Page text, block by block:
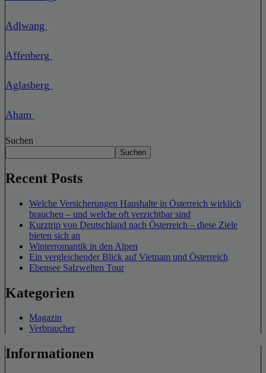
Adlwang
Affenberg
Aglasberg
Aham
Suchen
Suchen
Recent Posts
Welche Versicherungen Haushalte in Österreich wirklich
brauchen – und welche oft verzichtbar sind
Kurztrip von Deutschland nach Österreich – diese Ziele
bieten sich an
Winterromantik in den Alpen
Ein vergleichender Blick auf Vietnam und Österreich
Ebensee Salzwelten Tour
Kategorien
Magazin
Verbraucher
Informationen